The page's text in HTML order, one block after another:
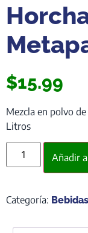
$15.99
Mezcla en polvo
Litros
Añadir
Categoría: Bebidas